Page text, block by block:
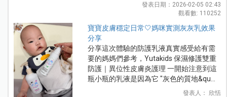
發表日期：2026-02-05 02:43
觀看數: 110252
寶寶皮膚穩定日常🤍媽咪實測灰灰乳效果
分享
分享這次體驗的防護乳液真實感受給有需
要的媽媽們參考，Yutakids 保濕修護雙重
防護｜異位性皮膚炎護理 一開始注意到這
瓶小瓶的乳液是因為它 "灰色的質地&qu...
發表人： 欣恬